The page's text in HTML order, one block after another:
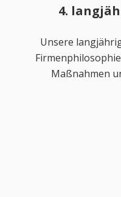
4.
Unsere
Maßnahmen